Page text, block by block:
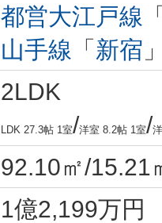
都営大江戸線
山手線 「 新宿
2LDK
LDK 27.3帖 1室/洋室 8.2帖 1室/
92.10㎡/15.21
1億2,199万円